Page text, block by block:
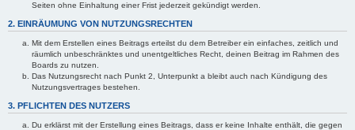
Seiten ohne Einhaltung einer Frist jederzeit gekündigt werden.
2. EINRÄUMUNG VON NUTZUNGSRECHTEN
Mit dem Erstellen eines Beitrags erteilst du dem Betreiber ein einfaches, zeitlich und
räumlich unbeschränktes und unentgeltliches Recht, deinen Beitrag im Rahmen des
Boards zu nutzen.
Das Nutzungsrecht nach Punkt 2, Unterpunkt a bleibt auch nach Kündigung des
Nutzungsvertrages bestehen.
3. PFLICHTEN DES NUTZERS
Du erklärst mit der Erstellung eines Beitrags, dass er keine Inhalte enthält, die gegen